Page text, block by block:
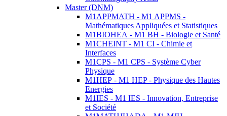
Master (DNM)
M1APPMATH - M1 APPMS -
Mathématiques Appliquées et Statistiques
M1BIOHEA - M1 BH - Biologie et Santé
M1CHEINT - M1 CI - Chimie et
Interfaces
M1CPS - M1 CPS - Système Cyber
Physique
M1HEP - M1 HEP - Physique des Hautes
Energies
M1IES - M1 IES - Innovation, Entreprise
et Société